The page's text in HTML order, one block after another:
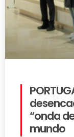
“onda
mundo